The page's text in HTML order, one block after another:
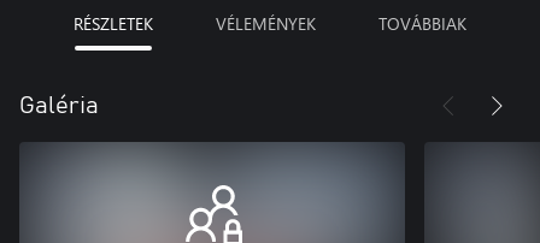
RÉSZLETEK VÉLEMÉNYEK TOVÁBBIAK
Galéria